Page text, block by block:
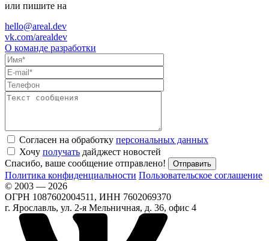
или пишите на
hello@areal.dev
vk.com/arealdev
О команде разработки
Согласен на обработку персональных данных
Хочу получать дайджест новостей
Спасибо, ваше сообщение отправлено!
Политика конфиденциальности Пользовательское соглашение
© 2003 — 2026
ОГРН 1087602004511, ИНН 7602069370
г. Ярославль, ул. 2-я Мельничная, д. 36, офис 4